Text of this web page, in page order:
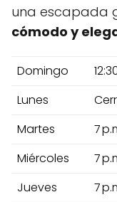
una escapada
cómodo y
Domingo
Lunes
Martes
7
Miércoles
7
Jueves
7